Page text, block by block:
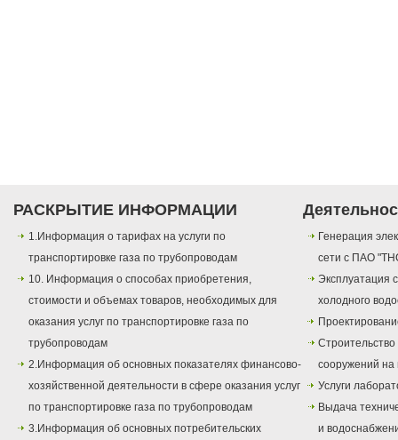
РАСКРЫТИЕ ИНФОРМАЦИИ
1.Информация о тарифах на услуги по
транспортировке газа по трубопроводам
10. Информация о способах приобретения,
стоимости и объемах товаров, необходимых для
оказания услуг по транспортировке газа по
трубопроводам
2.Информация об основных показателях финансово-
хозяйственной деятельности в сфере оказания услуг
по транспортировке газа по трубопроводам
3.Информация об основных потребительских
Генерация
сети с ПАО
Эксплуатация
холодного
сооружений на
Услуги
Выдача
и